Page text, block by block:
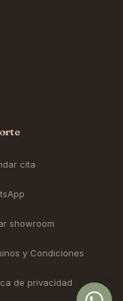
cita
showroom
y Condiciones
de privacidad